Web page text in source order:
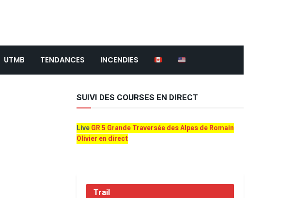
UTMB TENDANCES INCENDIES
SUIVI DES COURSES EN DIRECT
LiveGR 5 Grande Traversée des Alpes de Romain
Olivier en direct
Trail